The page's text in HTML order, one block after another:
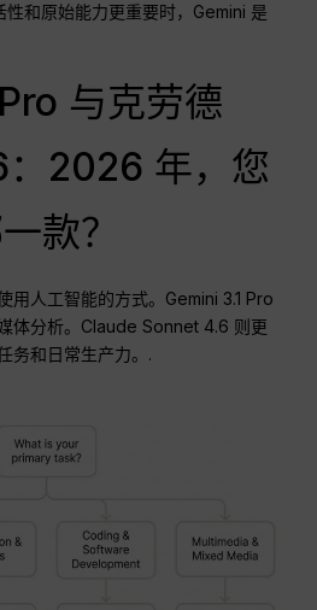
和原始能力更重要时，Gemini 是
与克劳德
2026 年，您
款？
用人工智能的方式。Gemini 3.1 Pro
体分析。Claude Sonnet 4.6 则更
务和日常生产力。.